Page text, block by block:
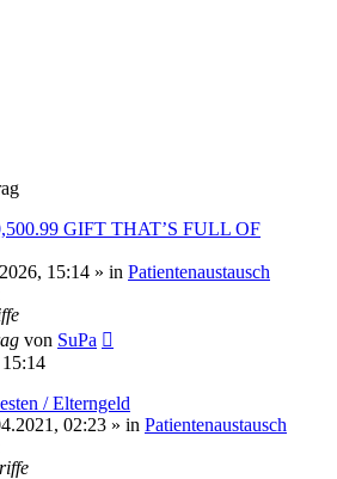
GIFT THAT’S FULL OF
15:14 » in Patientenaustausch
von SuPa
/ Elterngeld
02:23 » in Patientenaustausch